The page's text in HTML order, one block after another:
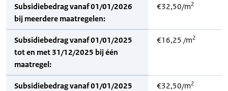
Subsidiebedrag vanaf 01/01/2026
bij meerdere maatregelen:
€32,50/m2
Subsidiebedrag vanaf 01/01/2025
tot en met 31/12/2025 bij één
maatregel:
€16,25 /m2
Subsidiebedrag vanaf 01/01/2025
€32,50/m2